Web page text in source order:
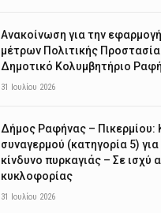
Ανακοίνωση για την
μέτρων Πολιτικής
Δημοτικό Κολυμβητήριο
31 Ιουλίου 2026
Δήμος Ραφήνας – Πικερμίου:
συναγερμού (κατηγορία 5)
κίνδυνο πυρκαγιάς – Σε ισχύ
κυκλοφορίας
31 Ιουλίου 2026